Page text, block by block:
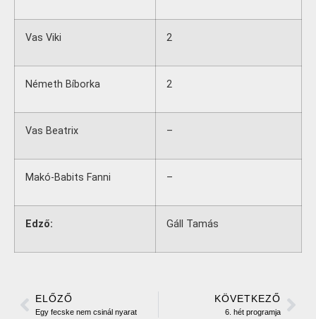
Vas Viki 2
Németh Bíborka 2
Vas Beatrix –
Makó-Babits Fanni –
Edző: Gáll Tamás
ELŐZŐ
Egy fecske nem csinál nyarat
KÖVETKEZŐ
6. hét programja